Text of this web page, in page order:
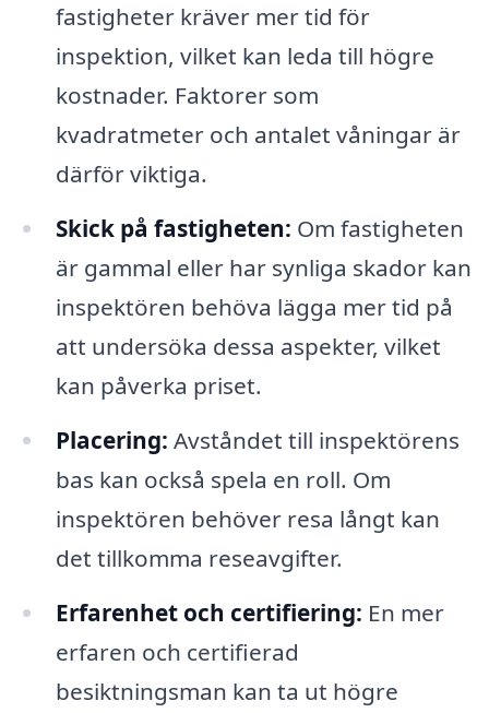
fastigheter kräver mer tid för
inspektion, vilket kan leda till högre
kostnader. Faktorer som
kvadratmeter och antalet våningar är
därför viktiga.
Skick på fastigheten: Om fastigheten
är gammal eller har synliga skador kan
inspektören behöva lägga mer tid på
att undersöka dessa aspekter, vilket
kan påverka priset.
Placering: Avståndet till inspektörens
bas kan också spela en roll. Om
inspektören behöver resa långt kan
det tillkomma reseavgifter.
Erfarenhet och certifiering: En mer
erfaren och certifierad
besiktningsman kan ta ut högre